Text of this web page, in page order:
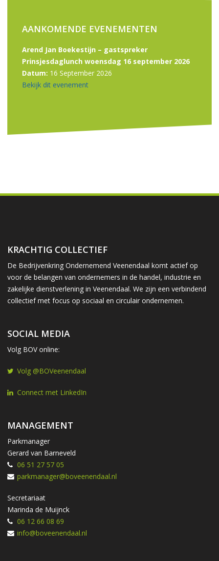
AANKOMENDE EVENEMENTEN
Arend Jan Boekestijn – gastspreker
Prinsjesdaglunch woensdag 16 september 2026
Datum: 16 September 2026
Bekijk dit evenement
KRACHTIG COLLECTIEF
De Bedrijvenkring Ondernemend Veenendaal komt actief op
voor de belangen van ondernemers in de handel, industrie en
zakelijke dienstverlening in Veenendaal. We zijn een verbindend
collectief met focus op sociaal en circulair ondernemen.
SOCIAL MEDIA
Volg BOV online:
Volg @BOVeenendaal
Connect met LinkedIn
MANAGEMENT
Parkmanager
Gerard van Barneveld
06 51 27 57 05
parkmanager@boveenendaal.nl
Secretariaat
Marinda de Muijnck
06 12 66 08 69
info@boveenendaal.nl